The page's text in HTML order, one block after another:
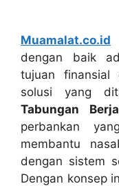
Muamalat.co.id
dengan baik
tujuan
solusi yang
Tabungan
perbankan
membantu
dengan sistem
Dengan konsep